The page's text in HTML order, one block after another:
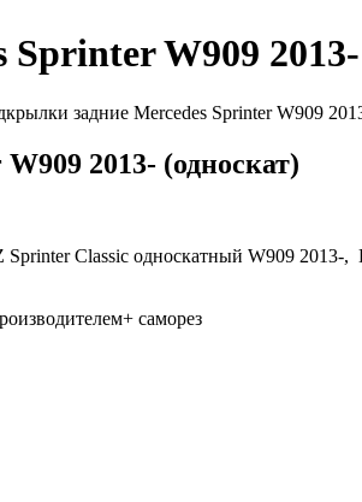
W909
задние Mercedes Sprinter W909
2013- (односкат)
Classic односкатный W909 2013-,
саморез